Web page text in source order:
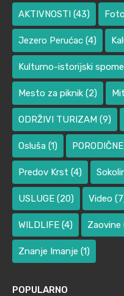
AKTIVNOSTI (43)
Jezero Perućac (4)
Kulturno-istorijski
Mesto za piknik (2)
ODRŽIVI TURIZAM (9)
Osluša (1)
Predov Krst (4)
USLUGE (20) Video
WILDLIFE (4) Zaovine
Znanje Imanje (1)
POPULARNO